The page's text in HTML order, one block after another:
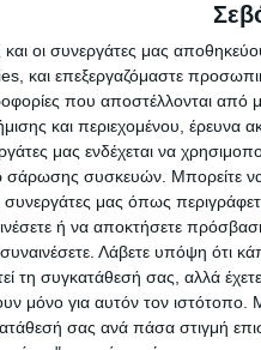
και οι συνεργάτες μας
και επεξεργαζόμαστε
που αποστέλλονται από
και περιεχομένου, έρευνα
μας ενδέχεται να
συσκευών. Μπορείτε να
μας όπως
ή να αποκτήσετε
Λάβετε υπόψη ότι
τη συγκατάθεσή σας, αλλά
μόνο για αυτόν τον ιστότοπο.
σας ανά πάσα στιγμή
Έλληνα
της
η
Η
βασική
Από